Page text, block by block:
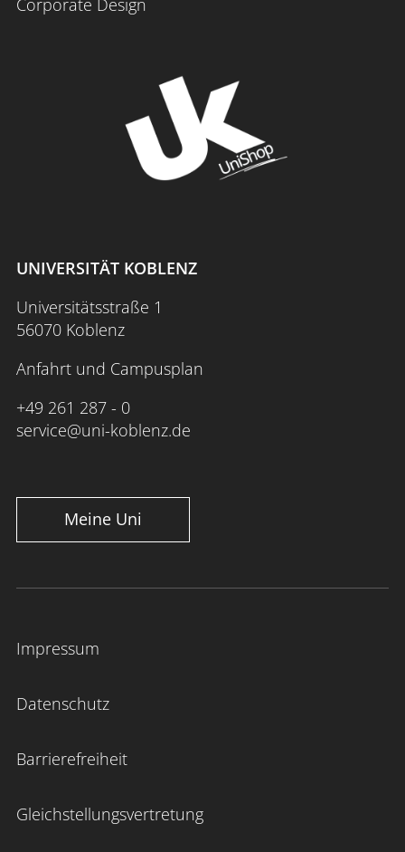
UNIVERSITÄT KOBLENZ
Universitätsstraße 1
56070 Koblenz
Anfahrt und Campusplan
+49 261 287 - 0
service@uni-koblenz.de
Meine Uni
Impressum
Datenschutz
Barrierefreiheit
Gleichstellungsvertretung